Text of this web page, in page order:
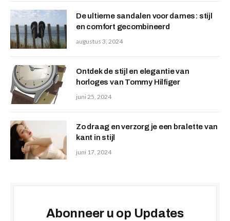
De ultieme sandalen voor dames: stijl
en comfort gecombineerd
augustus 3, 2024
Ontdek de stijl en elegantie van
horloges van Tommy Hilfiger
juni 25, 2024
Zo draag en verzorg je een bralette van
kant in stijl
juni 17, 2024
Abonneer u op Updates